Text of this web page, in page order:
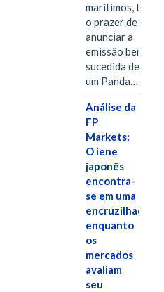
marítimos, tem
o prazer de
anunciar a
emissão bem-
sucedida de
um Panda…
Análise da
FP
Markets:
O iene
japonês
encontra-
se em uma
encruzilhada
enquanto
os
mercados
avaliam
seu